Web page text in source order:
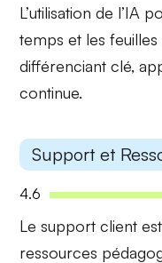
L’utilisation de l’IA
temps et les
différenciant clé,
continue.
Support et
4.6
Lesupport client
ressources